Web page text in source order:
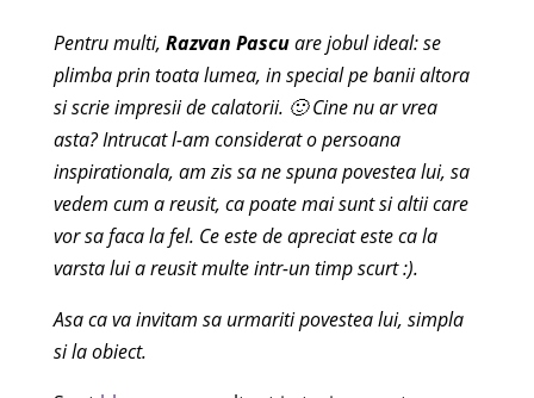
Pentru multi, Razvan Pascuare jobul ideal: se
plimba prin toata lumea, in special pe banii altora
si scrie impresii de calatorii. 🙂 Cine nu ar vrea
asta? Intrucat l-am considerat o persoana
inspirationala, am zis sa ne spuna povestea lui, sa
vedem cum a reusit, ca poate mai sunt si altii care
vor sa faca la fel. Ce este de apreciat este ca la
varsta lui a reusit multe intr-un timp scurt :).
Asa ca va invitam sa urmariti povestea lui, simpla
si la obiect.